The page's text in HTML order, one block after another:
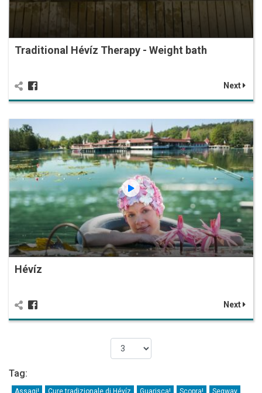
Traditional Hévíz Therapy - Weight bath
Next
Hévíz
Next
Tag:
Assagi! Cure tradizionale di Hévíz Guarisca! Scopra! Segway